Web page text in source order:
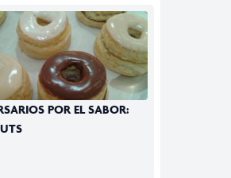
POR EL SABOR: